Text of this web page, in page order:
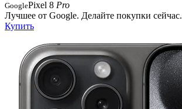
GooglePixel 8 Pro
Лучшее от Google. Делайте покупки сейчас.
Купить